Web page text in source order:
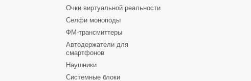
Очки виртуальной реальности
Селфи моноподы
ФМ-трансмиттеры
Автодержатели для
смартфонов
Наушники
Системные блоки